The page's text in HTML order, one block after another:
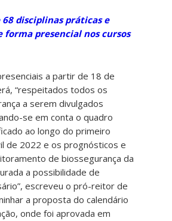
68 disciplinas práticas e
forma presencial nos cursos
a partir de 18 de
“respeitados todos os
a serem divulgados
se em conta o quadro
ao longo do primeiro
de 2022 e os prognósticos e
de biossegurança da
a possibilidade de
escreveu o pró-reitor de
a proposta do calendário
onde foi aprovada em